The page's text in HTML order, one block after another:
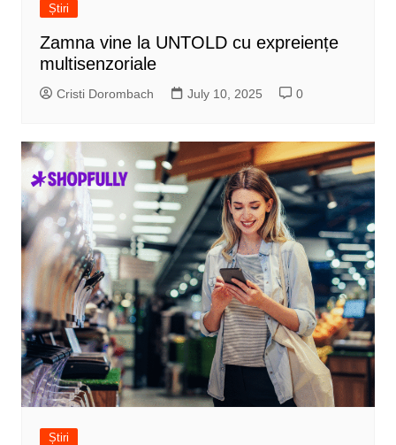
Știri
Zamna vine la UNTOLD cu expreiențe
multisenzoriale
Cristi Dorombach July 10, 2025 0
Știri